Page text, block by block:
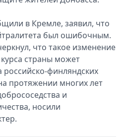
в Кремле, заявил, что
был ошибочным.
что такое изменение
страны может
российско-финляндских
протяжении многих лет
и
носили